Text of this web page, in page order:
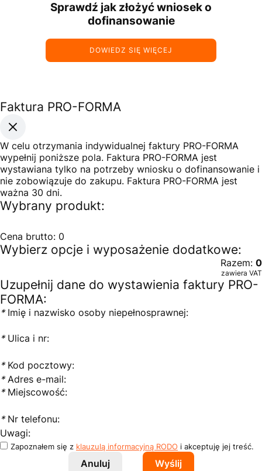
Sprawdź jak złożyć wniosek o
dofinansowanie
DOWIEDZ SIĘ WIĘCEJ
Faktura PRO-FORMA
W celu otrzymania indywidualnej faktury PRO-FORMA
wypełnij poniższe pola. Faktura PRO-FORMA jest
wystawiana tylko na potrzeby wniosku o dofinansowanie i
nie zobowiązuje do zakupu. Faktura PRO-FORMA jest
ważna 30 dni.
Wybrany produkt:
Cena brutto: 0
Wybierz opcje i wyposażenie dodatkowe:
Razem: 0
zawiera VAT
Uzupełnij dane do wystawienia faktury PRO-
FORMA:
*Imię i nazwisko osoby niepełnosprawnej:
*Ulica i nr:
*Kod pocztowy:
*Adres e-mail:
*Miejscowość:
*Nr telefonu:
Uwagi:
Zapoznałem się z klauzulą informacyjną RODO i akceptuję jej treść.
Anuluj Wyślij